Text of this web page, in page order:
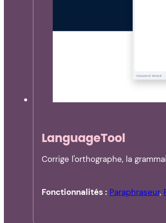
LanguageTool
Corrige l'orthographe, la
Fonctionnalités : Paraphraseur,